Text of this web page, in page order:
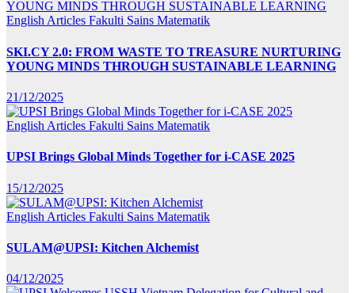
English Articles Fakulti Sains Matematik
SKI.CY 2.0: FROM WASTE TO TREASURE NURTURING
YOUNG MINDS THROUGH SUSTAINABLE LEARNING
21/12/2025
English Articles Fakulti Sains Matematik
UPSI Brings Global Minds Together for i-CASE 2025
15/12/2025
English Articles Fakulti Sains Matematik
SULAM@UPSI: Kitchen Alchemist
04/12/2025